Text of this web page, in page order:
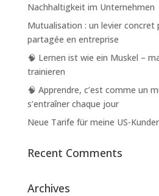
Nachhaltigkeit im Unternehmen
Mutualisation : un levier concret
partagée en entreprise
🧠 Lernen ist wie ein Muskel –
trainieren
🧠 Apprendre, c’est comme un
s’entraîner chaque jour
Neue Tarife für meine US-
Recent Comments
Archives